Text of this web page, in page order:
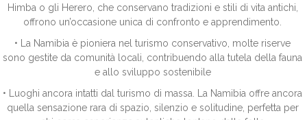
Himba o gli Herero, che conservano tradizioni e stili di vita antichi,
offrono un’occasione unica di confronto e apprendimento.
• La Namibia è pioniera nel turismo conservativo, molte riserve
sono gestite da comunità locali, contribuendo alla tutela della fauna
e allo sviluppo sostenibile
• Luoghi ancora intatti dal turismo di massa. La Namibia offre ancora
quella sensazione rara di spazio, silenzio e solitudine, perfetta per